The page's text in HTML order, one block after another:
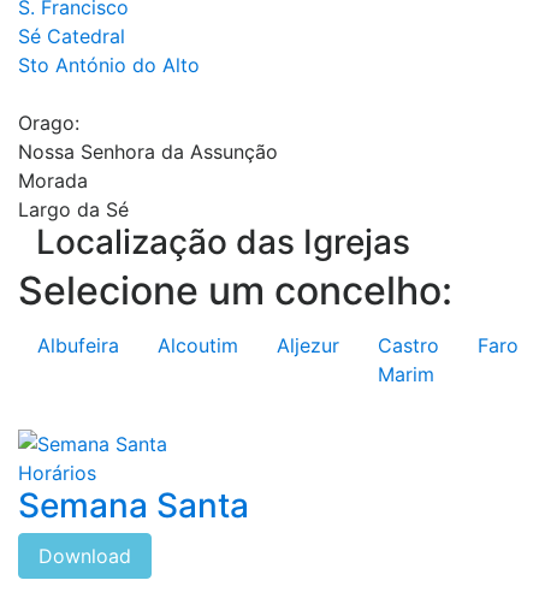
S. Francisco
Sé Catedral
Sto António do Alto
Orago:
Nossa Senhora da Assunção
Morada
Largo da Sé
Localização das Igrejas
Selecione um concelho:
Albufeira Alcoutim Aljezur
Castro
Marim
Faro
Horários
Semana Santa
Download